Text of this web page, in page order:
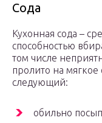
Сода
Кухонная сода –
способностью
том числе
пролито на мягкое
следующий:
обильно